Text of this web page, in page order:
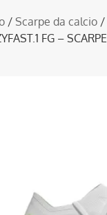
/ Scarpe da calcio /
FG –